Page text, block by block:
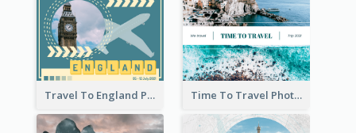
Travel To England Photo Book Time To Travel Photo Book